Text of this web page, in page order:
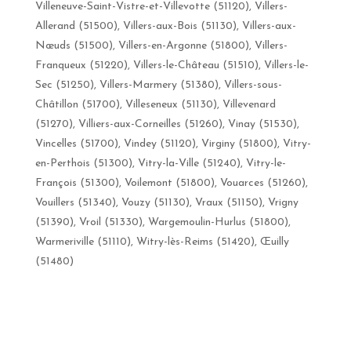
Villeneuve-Saint-Vistre-et-Villevotte (51120), Villers-
Allerand (51500), Villers-aux-Bois (51130), Villers-aux-
Nœuds (51500), Villers-en-Argonne (51800), Villers-
Franqueux (51220), Villers-le-Château (51510), Villers-le-
Sec (51250), Villers-Marmery (51380), Villers-sous-
Châtillon (51700), Villeseneux (51130), Villevenard
(51270), Villiers-aux-Corneilles (51260), Vinay (51530),
Vincelles (51700), Vindey (51120), Virginy (51800), Vitry-
en-Perthois (51300), Vitry-la-Ville (51240), Vitry-le-
François (51300), Voilemont (51800), Vouarces (51260),
Vouillers (51340), Vouzy (51130), Vraux (51150), Vrigny
(51390), Vroil (51330), Wargemoulin-Hurlus (51800),
Warmeriville (51110), Witry-lès-Reims (51420), Œuilly
(51480)